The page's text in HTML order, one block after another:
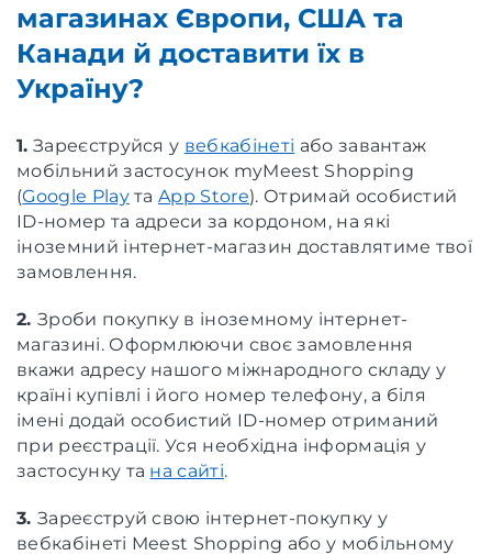
магазинах Європи, США та
Канади й доставити їх в
Україну?
1. Зареєструйся у вебкабінеті або завантаж
мобільний застосунок myMeest Shopping
(Google PlayтаApp Store). Отримай особистий
ID-номер та адреси за кордоном, на які
іноземний інтернет-магазин доставлятиме твої
замовлення.
2. Зроби покупку в іноземному інтернет-
магазині. Оформлюючи своє замовлення
вкажи адресу нашого міжнародного складу у
країні купівлі і його номер телефону, а біля
імені додай особистий ID-номер отриманий
при реєстрації. Уся необхідна інформація у
застосунку та на сайті.
3. Зареєструй свою інтернет-покупку у
вебкабінеті Meest Shopping або у мобільному